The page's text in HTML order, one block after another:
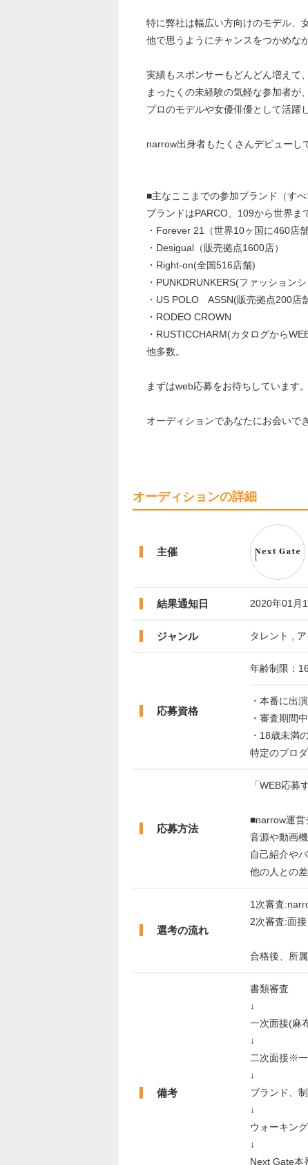
特に弊社は幅広い方向けのモデル、
他で思うようにチャンスをつかめな
実績もスポンサーもどんどん増えて
まったくの未経験の気軽な参加者が
プロのモデルや女優俳優として活躍
narrow出身者もたくさんデビューし
■主なここまでの参加ブランド（す
ブランドはPARCO、109から世界ま
・Forever 21（世界10ヶ国に460店舗
・Desigual（販売拠点1600店）
・Right-on(全国516店舗)
・PUNKDRUNKERS(ファッション
・US POLO ASSN(販売拠点200店
・RODEO CROWN
・RUSTICCHARM(カタログから
他多数。
まずはweb応募をお待ちしています。
オーディションであなたにお会いで
オーディションの詳細
主催
結果通知日 2020年01月
ジャンル タレント ,
応募資格
年齢制限：
・本番に出
・審査期間
・18歳未満
特定のプロ
応募方法
「WEB応募
■narrow運営
音源や動画
自己紹介や
他の人との
選考の流れ
1次審査
2次審査:面接
合格後、所
備考
書類審査
↓
一次面接(麻
↓
二次面接※一
↓
ブランド、
↓
ウォーキン
↓
Next Gate本